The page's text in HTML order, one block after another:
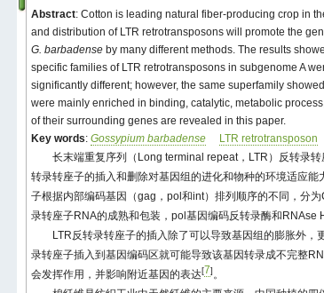
Abstract: Cotton is leading natural fiber-producing crop in
and distribution of LTR retrotransposons will promote the
G. barbadense by many different methods. The results
specific families of LTR retrotransposons in subgenome A
significantly different; however, the same superfamily
were mainly enriched in binding, catalytic, metabolic
of their surrounding genes are revealed in this paper.
Key words: Gossypium barbadense LTR retrotransposon
长末端重复序列（Long terminal repeat，LTR）反转录
转录转座子的插入和删除对基因组的进化和物种的环境适应能
子根据内部编码基因（gag，pol和int）排列顺序的不同，分
录转座子RNA的成熟和包装，pol基因编码反转录酶和RNAse
LTR反转录转座子的插入除了可以导致基因组的膨胀外
录转座子插入到基因编码区就可能导致该基因转录成不完整
会发挥作用，并影响附近基因的表达[7]。